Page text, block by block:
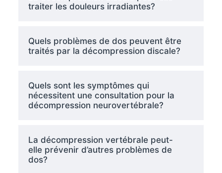
traiter les douleurs irradiantes?
Quels problèmes de dos peuvent être
traités par la décompression discale?
Quels sont les symptômes qui
nécessitent une consultation pour la
décompression neurovertébrale?
La décompression vertébrale peut-
elle prévenir d’autres problèmes de
dos?